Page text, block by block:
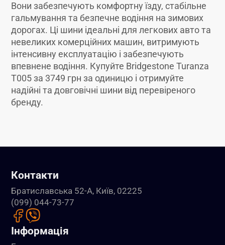
Вони забезпечують комфортну їзду, стабільне
гальмування та безпечне водіння на зимових
дорогах. Ці шини ідеальні для легкових авто та
невеликих комерційних машин, витримують
інтенсивну експлуатацію і забезпечують
впевнене водіння. Купуйте Bridgestone Turanza
T005 за 3749 грн за одиницю і отримуйте
надійні та довговічні шини від перевіреного
бренду.
Контакти
Братиславська 52-А, Київ, 02225
(099) 044-73-77
Інформація